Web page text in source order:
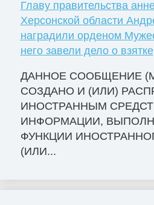
Главу правительства
Херсонской области
наградили орденом
него завели дело о взятке
ДАННОЕ СООБЩЕНИЕ
СОЗДАНО И (ИЛИ)
ИНОСТРАННЫМ
ИНФОРМАЦИИ,
ФУНКЦИИ
(ИЛИ...